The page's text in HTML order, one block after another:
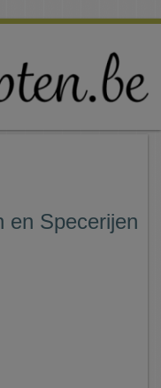
en Specerijen